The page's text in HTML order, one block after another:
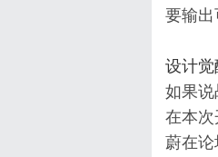
要输出
设计
如果说
在本
蔚在